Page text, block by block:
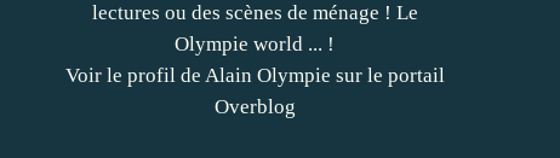
lectures ou des scènes de ménage ! Le
Olympie world ... !
Voir le profil de Alain Olympie sur le portail
Overblog